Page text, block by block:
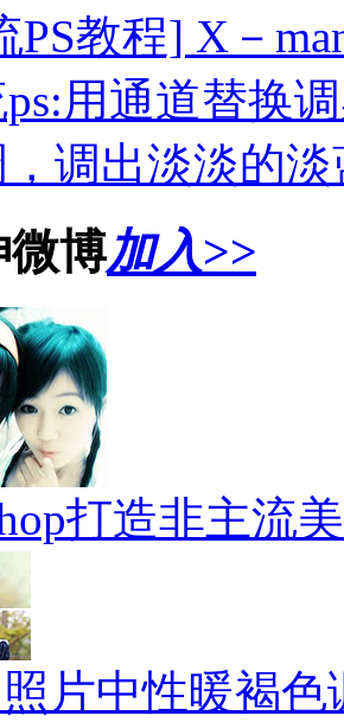
PS教程] X－
用通道替换
调出淡淡的
微博加入>>
打造非主流
片中性暖褐色